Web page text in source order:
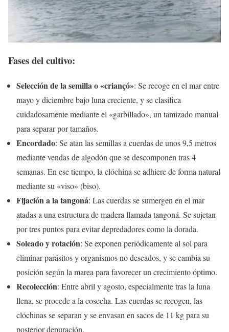
Fases del cultivo:
Selección de la semilla o «criançó»: Se recoge en el mar entre
mayo y diciembre bajo luna creciente, y se clasifica
cuidadosamente mediante el «garbillado», un tamizado manual
para separar por tamaños.
Encordado: Se atan las semillas a cuerdas de unos 9,5 metros
mediante vendas de algodón que se descomponen tras 4
semanas. En ese tiempo, la clóchina se adhiere de forma natural
mediante su «viso» (biso).
Fijación a la tangoná: Las cuerdas se sumergen en el mar
atadas a una estructura de madera llamada tangoná. Se sujetan
por tres puntos para evitar depredadores como la dorada.
Soleado y rotación: Se exponen periódicamente al sol para
eliminar parásitos y organismos no deseados, y se cambia su
posición según la marea para favorecer un crecimiento óptimo.
Recolección: Entre abril y agosto, especialmente tras la luna
llena, se procede a la cosecha. Las cuerdas se recogen, las
clóchinas se separan y se envasan en sacos de 11 kg para su
posterior depuración.